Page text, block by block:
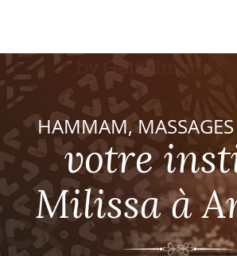
HAMMAM, MASSAGES
votre
Milissa à